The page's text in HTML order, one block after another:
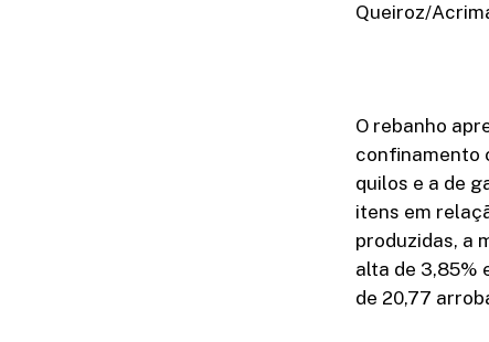
Queiroz/
O rebanho
confinamento
quilos e a de
itens em
produzidas, a
alta de 3,85%
de 20,77